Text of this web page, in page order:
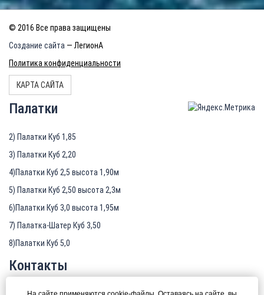
© 2016 Все права защищены
Создание сайта — ЛегионА
Политика конфиденциальности
КАРТА САЙТА
Палатки
2) Палатки Куб 1,85
3) Палатки Куб 2,20
4)Палатки Куб 2,5 высота 1,90м
5) Палатки Куб 2,50 высота 2,3м
6)Палатки Куб 3,0 высота 1,95м
7) Палатка-Шатер Куб 3,50
8)Палатки Куб 5,0
Контакты